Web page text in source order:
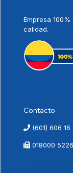
Empresa
calidad.
Contacto
(601) 606 16
018000